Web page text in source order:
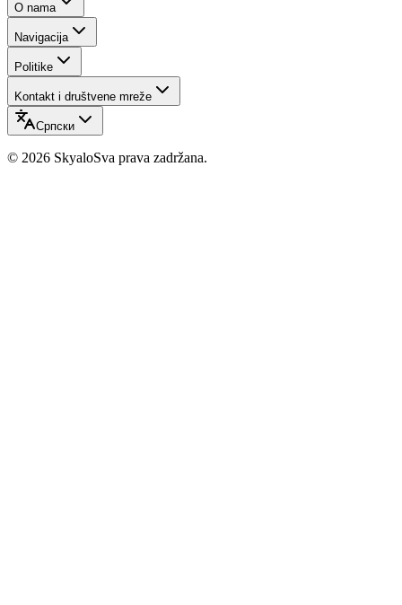
O nama
Navigacija
Politike
Kontakt i društvene mreže
Српски
© 2026 SkyaloSva prava zadržana.